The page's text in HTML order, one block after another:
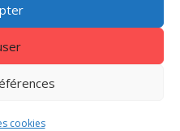
cookies
Gestion des cookies
- Politique de confidentialité